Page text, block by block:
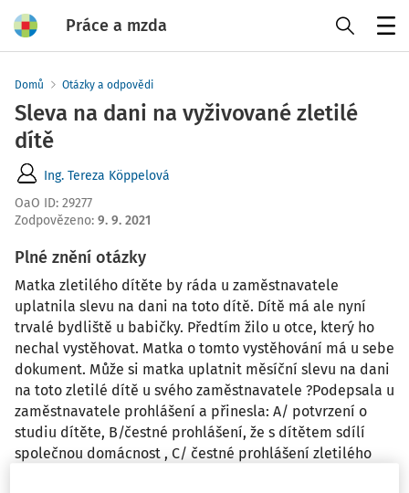
Práce a mzda
Domů Otázky a odpovědi
Sleva na dani na vyživované zletilé
dítě
Ing. Tereza Köppelová
OaO ID: 29277
Zodpovězeno: 9. 9. 2021
Plné znění otázky
Matka zletilého dítěte by ráda u zaměstnavatele
uplatnila slevu na dani na toto dítě. Dítě má ale nyní
trvalé bydliště u babičky. Předtím žilo u otce, který ho
nechal vystěhovat. Matka o tomto vystěhování má u sebe
dokument. Může si matka uplatnit měsíční slevu na dani
na toto zletilé dítě u svého zaměstnavatele ?Podepsala u
zaměstnavatele prohlášení a přinesla: A/ potvrzení o
studiu dítěte, B/čestné prohlášení, že s dítětem sdílí
společnou domácnost , C/ čestné prohlášení zletilého